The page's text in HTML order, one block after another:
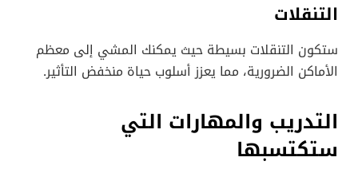
التنقلات
ستكون التنقلات بسيطة حيث يمكنك المشي إلى معظم
الأماكن الضرورية، مما يعزز أسلوب حياة منخفض التأثير.
التدريب والمهارات التي
ستكتسبها